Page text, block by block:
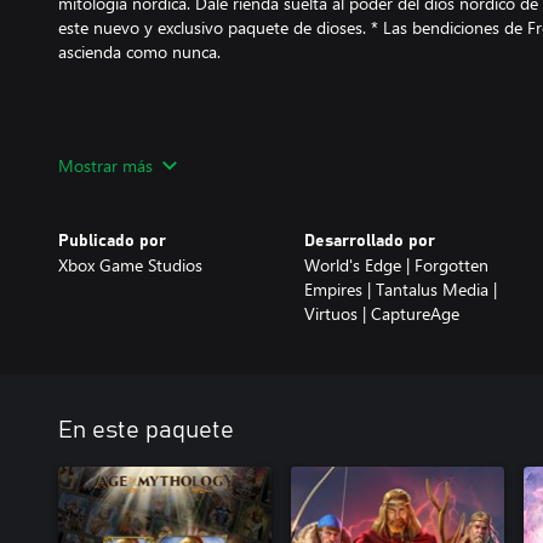
este nuevo y exclusivo paquete de dioses. * Las bendiciones de
ascienda como nunca.
videojuegos. Revive los días de gloria de los videojuegos con este
(2) expansiones: prepárate para embarcarte en nuevas sagas
Expansión 1: Pilares inmortales. Dale rienda suelta al poder de la
expansión de Age of Mythology: Retold, Pilares inmortales.
unidades míticas legendarias y poderes divinos impresionantes
las leyendas antiguas.
Mostrar más
Publicado por
Xbox Game Studios
Desarrollado por
World's Edge | Forgotten
Empires | Tantalus Media |
Virtuos | CaptureAge
En este paquete